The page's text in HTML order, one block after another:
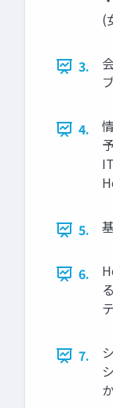
(
3.
4.
5.
6.
7.